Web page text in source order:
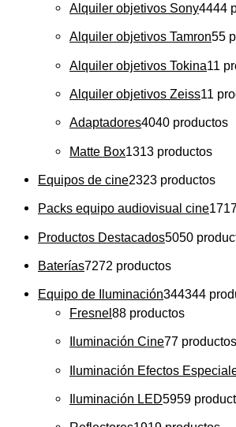
Alquiler objetivos Sony4444
Alquiler objetivos Tamron55
Alquiler objetivos Tokina11
Alquiler objetivos Zeiss11
Adaptadores4040 productos
Matte Box1313 productos
Equipos de cine2323 productos
Packs equipo audiovisual cine17
Productos Destacados5050
Baterías7272 productos
Equipo de Iluminación344344
Fresnel88 productos
Iluminación Cine77 productos
Iluminación Efectos
Iluminación LED5959